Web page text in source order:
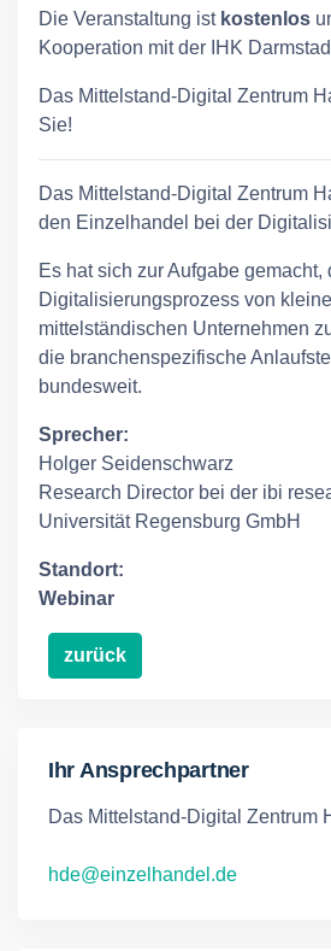
Die Veranstaltung istkostenlos
Kooperation mit der IHK
Das Mittelstand-Digital Zentrum
Sie!
Das Mittelstand-Digital Zentrum
den Einzelhandel bei der
Es hat sich zur Aufgabe gemacht,
Digitalisierungsprozess von
mittelständischen Unternehmen
die branchenspezifische
bundesweit.
Sprecher:
Holger Seidenschwarz
Research Director bei der ibi
Universität Regensburg GmbH
Standort:
Webinar
zurück
Ihr Ansprechpartner
Das Mittelstand-Digital Zentrum
hde@einzelhandel.de